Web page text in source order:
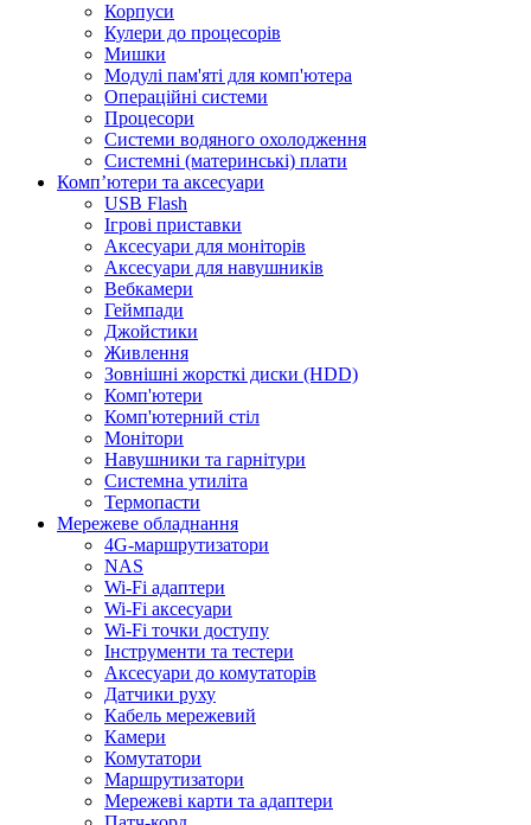
Корпуси
Кулери до процесорів
Мишки
Модулі пам'яті для комп'ютера
Операційні системи
Процесори
Системи водяного охолодження
Системні (материнські) плати
Компʼютери та аксесуари
USB Flash
Ігрові приставки
Аксесуари для моніторів
Аксесуари для навушників
Вебкамери
Геймпади
Джойстики
Живлення
Зовнішні жорсткі диски (HDD)
Комп'ютери
Комп'ютерний стіл
Монітори
Навушники та гарнітури
Системна утиліта
Термопасти
Мережеве обладнання
4G-маршрутизатори
NAS
Wi-Fi адаптери
Wi-Fi аксесуари
Wi-Fi точки доступу
Інструменти та тестери
Аксесуари до комутаторів
Датчики руху
Кабель мережевий
Камери
Комутатори
Маршрутизатори
Мережеві карти та адаптери